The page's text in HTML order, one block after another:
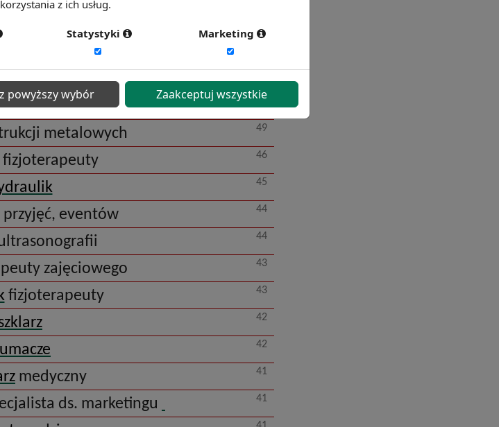
biomedyczny
stolarza
52
metalowych 49
46
45
przyjęć, eventów 44
44
zajęciowego 43
fizjoterapeuty 43
42
42
medyczny 41
ds. marketingu 41
z ich usług.
Statystyki Marketing
powyższy wybór Zaakceptuj wszystkie